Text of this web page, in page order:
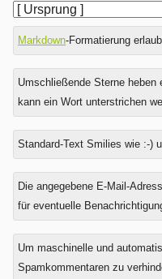
Markdown-Formatierung
Umschließende Sterne heben
kann ein Wort unterstrichen
Standard-Text Smilies wie :-)
Was
ist
Zwei
plus
Die angegebene E-Mail-
für eventuelle
Um maschinelle und
Spamkommentaren zu